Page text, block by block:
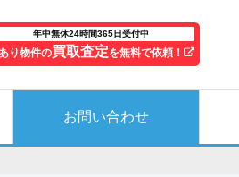
年中無休24時間365日受付中
り物件の買取査定を無料で依頼！
お問い合わせ